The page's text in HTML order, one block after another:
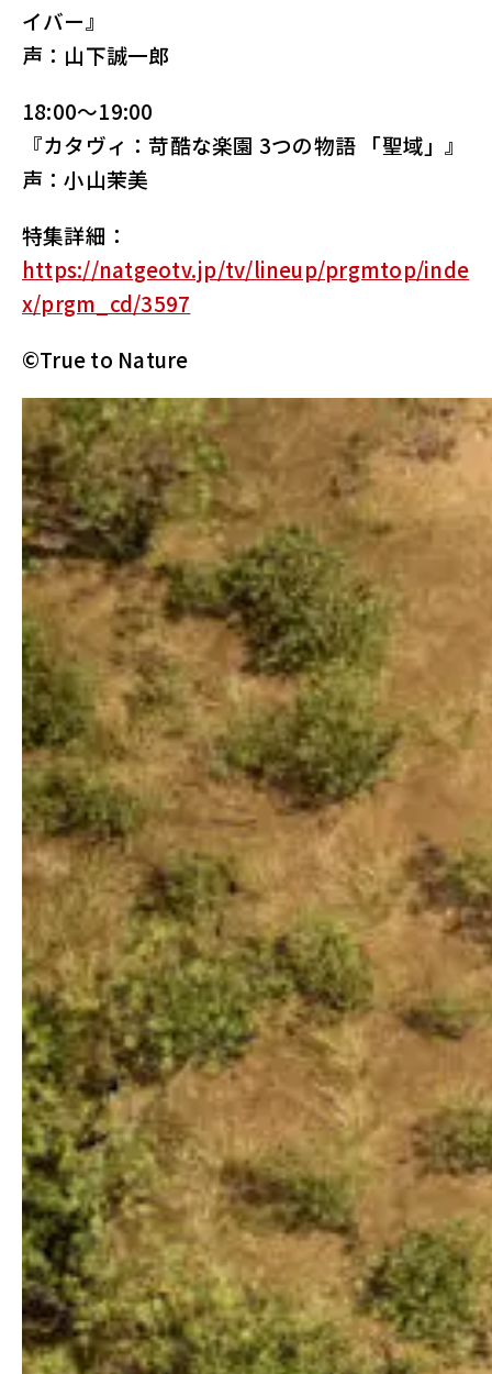
イバー』
声：山下誠一郎
18:00～19:00
『カタヴィ：苛酷な楽園 3つの物語 「聖域」』
声：小山茉美
特集詳細：
https://natgeotv.jp/tv/lineup/prgmtop/inde
x/prgm_cd/3597
©True to Nature